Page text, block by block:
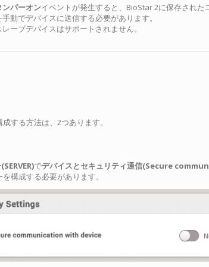
ンパーオンイベントが発生すると、BioStar 2に保存され
手動でデバイスに送信する必要があります。
レーブデバイスはサポートされません。
する方法は、2つあります。
でデバイスとセキュリティ通信(Secure
構成する必要があります。